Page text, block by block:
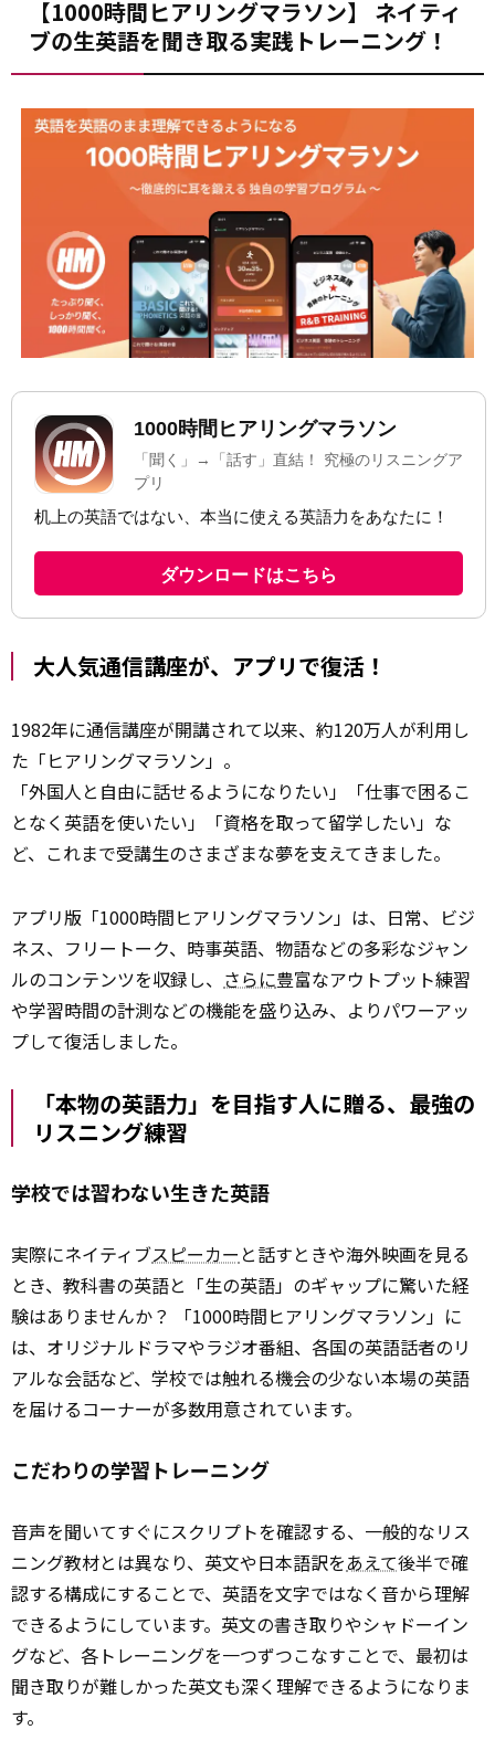
【1000時間ヒアリングマラソン】 ネイティ
ブの生英語を聞き取る実践トレーニング！
大人気通信講座が、アプリで復活！
1982年に通信講座が開講されて以来、約120万人が利用し
た「ヒアリングマラソン」。
「外国人と自由に話せるようになりたい」「仕事で困るこ
となく英語を使いたい」「資格を取って留学したい」な
ど、これまで受講生のさまざまな夢を支えてきました。
アプリ版「1000時間ヒアリングマラソン」は、日常、ビジ
ネス、フリートーク、時事英語、物語などの多彩なジャン
ルのコンテンツを収録し、 さらに豊富なアウトプット練習
や学習時間の計測などの機能を盛り込み、よりパワーアッ
プして復活しました。
「本物の英語力」を目指す人に贈る、最強の
リスニング練習
学校では習わない生きた英語
実際にネイティブスピーカー と話すときや海外映画を見る
とき、教科書の英語と「生の英語」のギャップに驚いた経
験はありませんか？ 「1000時間ヒアリングマラソン」に
は、オリジナルドラマやラジオ番組、各国の英語話者のリ
アルな会話など、学校では触れる機会の少ない本場の英語
を届けるコーナーが多数用意されています。
こだわりの学習トレーニング
音声を聞いてすぐにスクリプトを確認する、一般的なリス
ニング教材とは異なり、英文や日本語訳をあえて後半で確
認する構成にすることで、英語を文字ではなく音から理解
できるようにしています。英文の書き取りやシャドーイン
グなど、各トレーニングを一つずつこなすことで、最初は
聞き取りが難しかった英文も深く理解できるようになりま
す。